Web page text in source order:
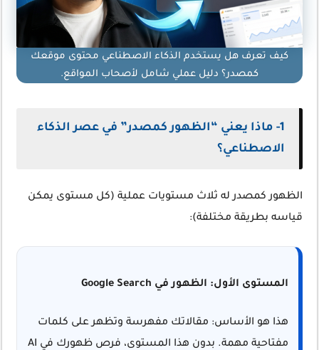
كيف تعرف هل يستخدم الذكاء الاصطناعي محتوى موقعك
كمصدر؟ دليل عملي شامل لأصحاب المواقع.
1- ماذا يعني “الظهور كمصدر” في عصر الذكاء
الاصطناعي؟
الظهور كمصدر له ثلاث مستويات عملية (كل مستوى يمكن
قياسه بطريقة مختلفة):
المستوى الأول: الظهور في Google Search
هذا هو الأساس: مقالاتك مفهرسة وتظهر على كلمات
مفتاحية مهمة. بدون هذا المستوى، فرص ظهورك في AI